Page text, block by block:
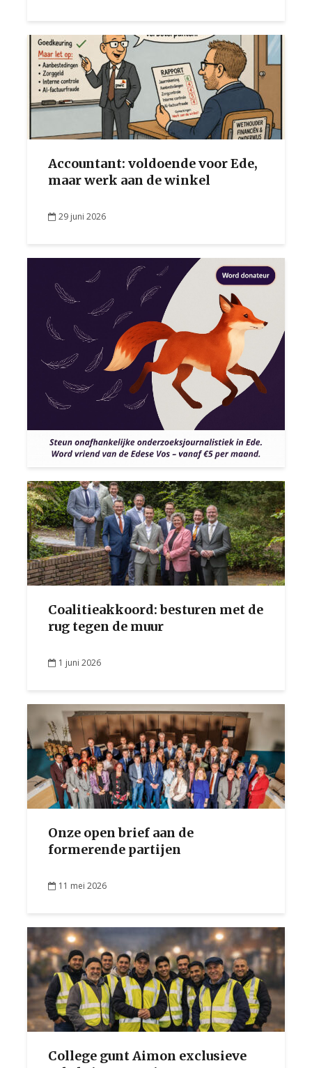
Accountant: voldoende voor Ede,
maar werk aan de winkel
29 juni 2026
Coalitieakkoord: besturen met de
rug tegen de muur
1 juni 2026
Onze open brief aan de
formerende partijen
11 mei 2026
College gunt Aimon exclusieve